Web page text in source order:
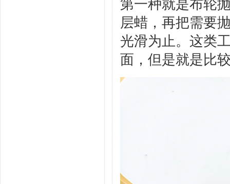
第一种就是布轮
层蜡，再把需要
光滑为止。这类
面，但是就是比